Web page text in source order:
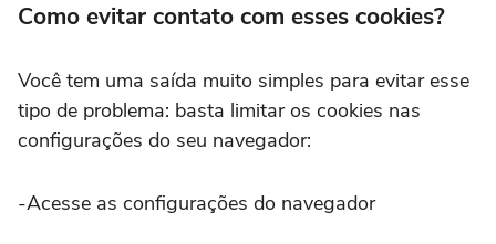
Como evitar contato com esses cookies?
Você tem uma saída muito simples para evitar esse
tipo de problema: basta limitar os cookies nas
configurações do seu navegador:
-Acesse as configurações do navegador